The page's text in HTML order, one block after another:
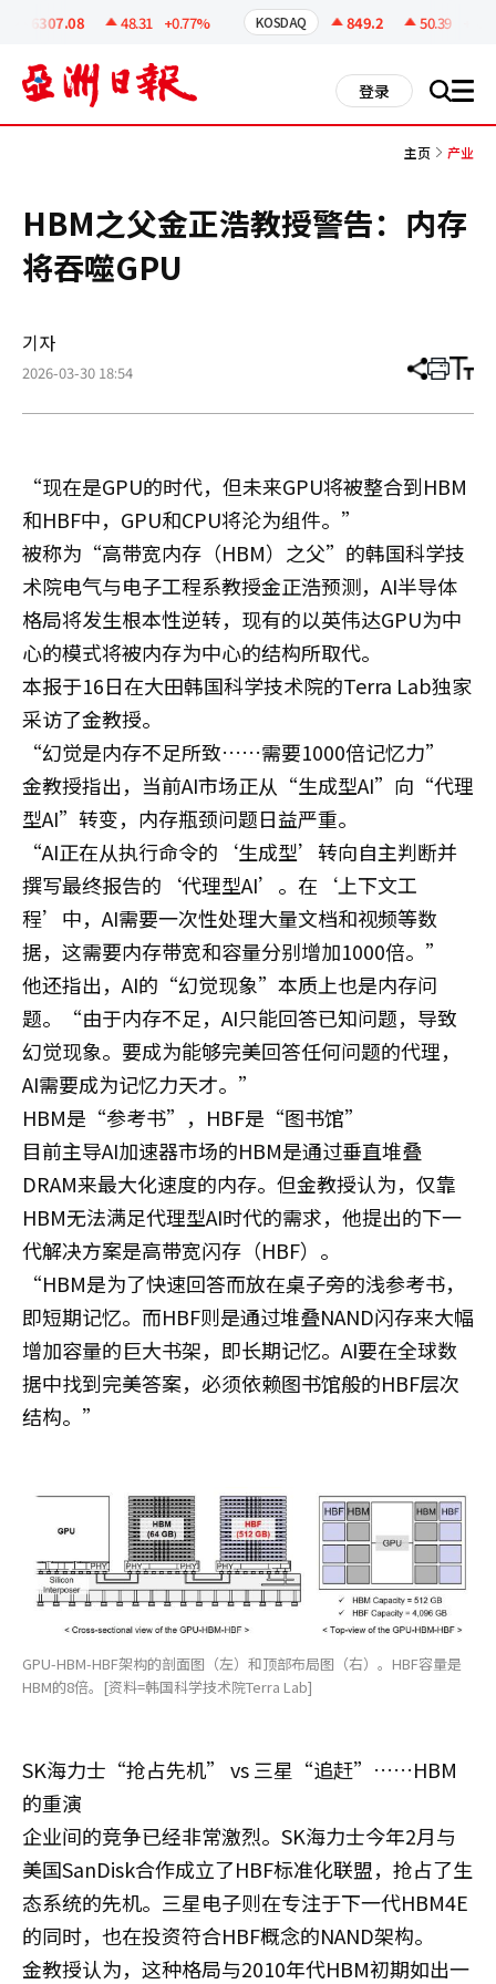
6307.08 48.31 +0.77% KOSDAQ 849.2 50.39
登录 搜 all
主页 产业
HBM之父金正浩教授警告：内存
将吞噬GPU
기자
2026-03-30 18:54 分
章
打 调
小
“现在是GPU的时代，但未来GPU将被整合到HBM
和HBF中，GPU和CPU将沦为组件。”
被称为“高带宽内存（HBM）之父”的韩国科学技
术院电气与电子工程系教授金正浩预测，AI半导体
格局将发生根本性逆转，现有的以英伟达GPU为中
心的模式将被内存为中心的结构所取代。
本报于16日在大田韩国科学技术院的Terra Lab独家
采访了金教授。
“幻觉是内存不足所致……需要1000倍记忆力”
金教授指出，当前AI市场正从“生成型AI”向“代理
型AI”转变，内存瓶颈问题日益严重。
“AI正在从执行命令的‘生成型’转向自主判断并
撰写最终报告的‘代理型AI’。在‘上下文工
程’中，AI需要一次性处理大量文档和视频等数
据，这需要内存带宽和容量分别增加1000倍。”
他还指出，AI的“幻觉现象”本质上也是内存问
题。“由于内存不足，AI只能回答已知问题，导致
幻觉现象。要成为能够完美回答任何问题的代理，
AI需要成为记忆力天才。”
HBM是“参考书”，HBF是“图书馆”
目前主导AI加速器市场的HBM是通过垂直堆叠
DRAM来最大化速度的内存。但金教授认为，仅靠
HBM无法满足代理型AI时代的需求，他提出的下一
代解决方案是高带宽闪存（HBF）。
“HBM是为了快速回答而放在桌子旁的浅参考书，
即短期记忆。而HBF则是通过堆叠NAND闪存来大幅
增加容量的巨大书架，即长期记忆。AI要在全球数
据中找到完美答案，必须依赖图书馆般的HBF层次
结构。”
GPU-HBM-HBF架构的剖面图（左）和顶部布局图（右）。HBF容量是
HBM的8倍。[资料=韩国科学技术院Terra Lab]
SK海力士“抢占先机” vs 三星“追赶”……HBM
的重演
企业间的竞争已经非常激烈。SK海力士今年2月与
美国SanDisk合作成立了HBF标准化联盟，抢占了生
态系统的先机。三星电子则在专注于下一代HBM4E
的同时，也在投资符合HBF概念的NAND架构。
金教授认为，这种格局与2010年代HBM初期如出一